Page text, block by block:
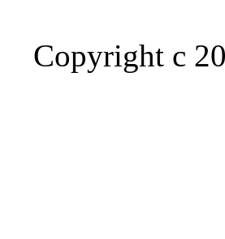
Copyright c